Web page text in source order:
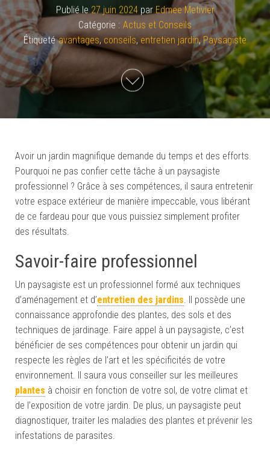
Publié le 27 juin 2024par Edmee Metivier
Catégorie : Actus et Conseils
Étiqueté avantages, conseils, entretien jardin,Paysagiste
Avoir un jardin magnifique demande du temps et des efforts.
Pourquoi ne pas confier cette tâche à un paysagiste
professionnel ? Grâce à ses compétences, il saura entretenir
votre espace extérieur de manière impeccable, vous libérant
de ce fardeau pour que vous puissiez simplement profiter
des résultats.
Savoir-faire professionnel
Un paysagiste est un professionnel formé aux techniques
d’aménagement et d’entretien des jardins. Il possède une
connaissance approfondie des plantes, des sols et des
techniques de jardinage. Faire appel à un paysagiste, c’est
bénéficier de ses compétences pour obtenir un jardin qui
respecte les règles de l’art et les spécificités de votre
environnement. Il saura vous conseiller sur les meilleures
plantes à choisir en fonction de votre sol, de votre climat et
de l’exposition de votre jardin. De plus, un paysagiste peut
diagnostiquer, traiter les maladies des plantes et prévenir les
infestations de parasites.